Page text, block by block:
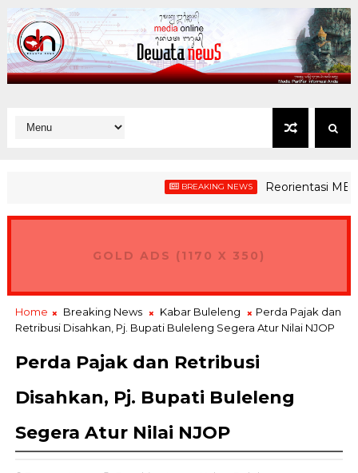
BREAKING NEWS Reorientasi MBG
GOLD ADS (1170 X 350)
Home Breaking News Kabar Buleleng
Perda Pajak dan
Retribusi Disahkan, Pj. Bupati Buleleng Segera Atur Nilai NJOP
Perda Pajak dan Retribusi
Disahkan, Pj. Bupati Buleleng
Segera Atur Nilai NJOP